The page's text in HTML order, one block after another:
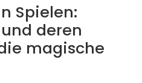
Spielen:
deren
magische